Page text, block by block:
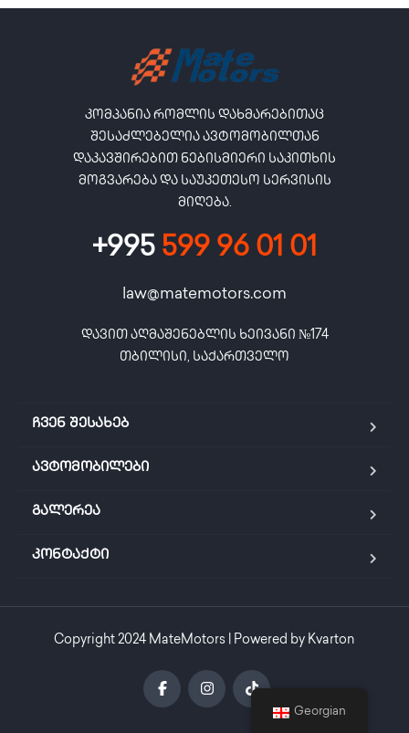
კომპანია რომლის დახმარებითაც
შესაძლებელია ავტომობილთან
დაკავშირებით ნებისმიერი საკითხის
მოგვარება და საუკეთესო სერვისის
მიღება.
+995 599 96 01 01
law@matemotors.com
დავით აღმაშენებლის ხეივანი №174
თბილისი, საქართველო
ჩვენ შესახებ
ავტომობილები
გალერეა
კონტაქტი
Copyright 2024 MateMotors | Powered by Kvarton
Georgian